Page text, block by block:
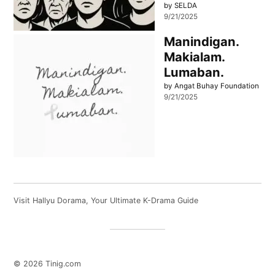
by SELDA
9/21/2025
Manindigan.
Makialam.
Lumaban.
by Angat Buhay Foundation
9/21/2025
Visit Hallyu Dorama, Your Ultimate K-Drama Guide
© 2026 Tinig.com